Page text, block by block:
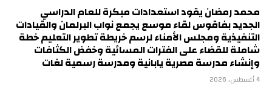
محمد رمضان يقود استعدادات مبكرة للعام الدراسي
الجديد بفاقوس لقاء موسع يجمع نواب البرلمان والقيادات
التنفيذية ومجلس الأمناء لرسم خريطة تطوير التعليم خطة
شاملة للقضاء على الفترات المسائية وخفض الكثافات
وإنشاء مدرسة مصرية يابانية ومدرسة رسمية لغات
4 أغسطس، 2026